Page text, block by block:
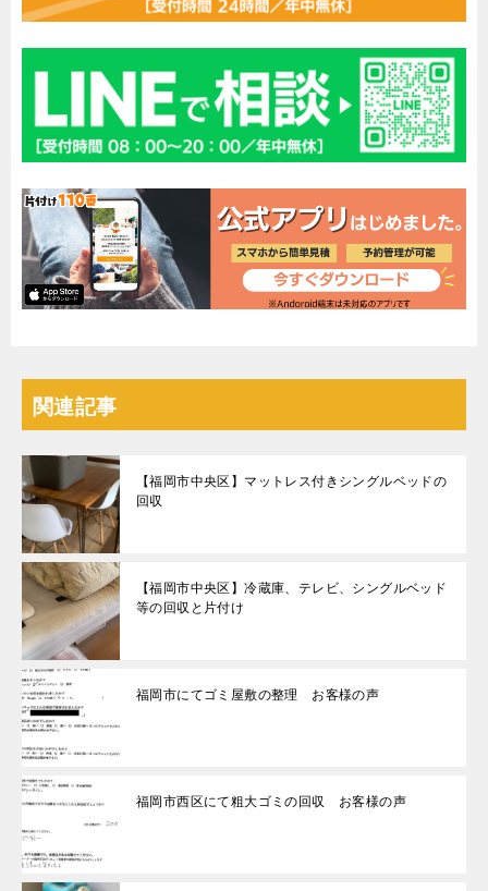
関連記事
【福岡市中央区】マットレス付きシングルベッドの
回収
【福岡市中央区】冷蔵庫、テレビ、シングルベッド
等の回収と片付け
福岡市にてゴミ屋敷の整理 お客様の声
福岡市西区にて粗大ゴミの回収 お客様の声